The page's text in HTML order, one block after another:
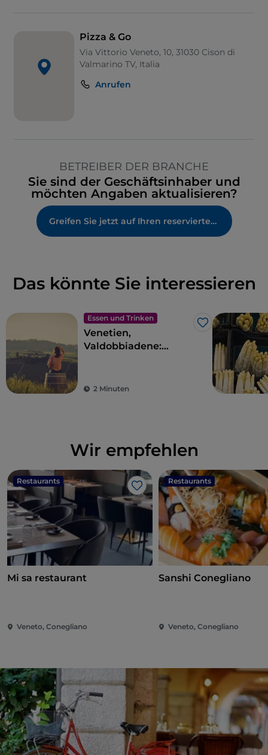
Pizza & Go
Via Vittorio Veneto, 10, 31030 Cison di
Valmarino TV, Italia
Anrufen
BETREIBER DER BRANCHE
Sie sind der Geschäftsinhaber und
möchten Angaben aktualisieren?
Greifen Sie jetzt auf Ihren reservierten Bereich zu
Das könnte Sie interessieren
Essen und Trinken
Like
Venetien,
Valdobbiadene:
Prosecco Superiore-
2 Minuten
Wir empfehlen
Restaurants
Like
Mi sa restaurant
Veneto, Conegliano
Restaurants
Sanshi Conegliano
Veneto, Conegliano